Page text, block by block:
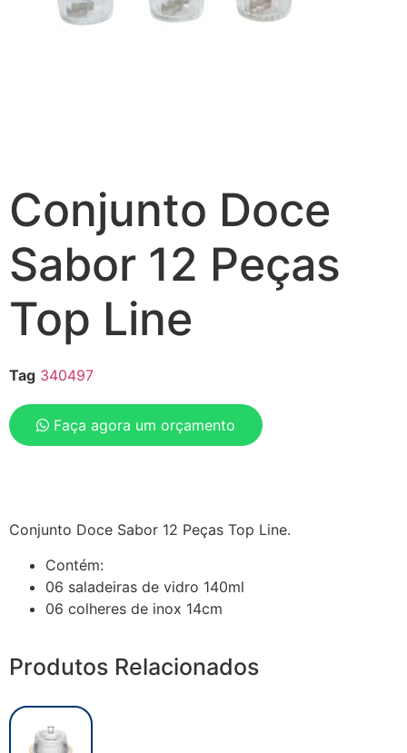
Conjunto Doce
Sabor 12 Peças
Top Line
Tag 340497
Faça agora um orçamento
Conjunto Doce Sabor 12 Peças Top Line.
Contém:
06 saladeiras de vidro 140ml
06 colheres de inox 14cm
Produtos Relacionados